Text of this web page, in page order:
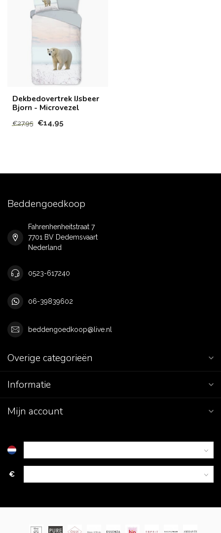
Dekbedovertrek IJsbeer
Bjorn - Microvezel
€27,95 €14,95
Beddengoedkoop
Fahrenhenheitstraat 7
7701 BV Dedemsvaart
Nederland
0523-617240
06-39839602
beddengoedkoop@live.nl
Overige categorieën
Informatie
Mijn account
€